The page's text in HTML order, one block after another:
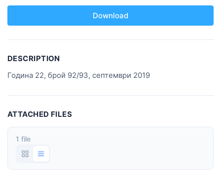
Download
DESCRIPTION
Година 22, брой 92/93, септември 2019
ATTACHED FILES
1 file